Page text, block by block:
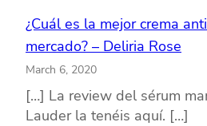
¿Cuál es la mejor crema
mercado? – Deliria Rose
March 6, 2020
[…] La review del sérum
Lauder la tenéis aquí. […]